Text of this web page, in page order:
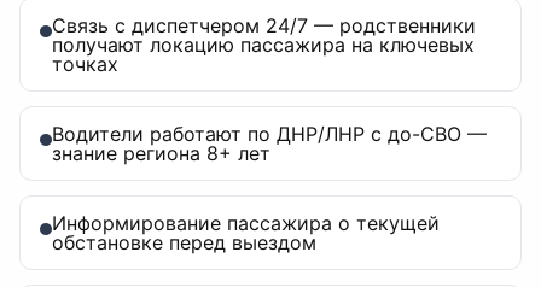
Связь с диспетчером 24/7 — родственники
получают локацию пассажира на ключевых
точках
Водители работают по ДНР/ЛНР с до-СВО —
знание региона 8+ лет
Информирование пассажира о текущей
обстановке перед выездом